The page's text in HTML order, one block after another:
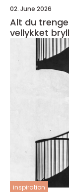
02. June 2026
Alt du
vellykket
inspiration